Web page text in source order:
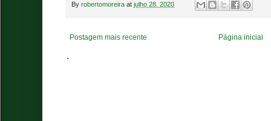
By robertomoreira at julho 28, 2020
Postagem mais recente Página inicial
.